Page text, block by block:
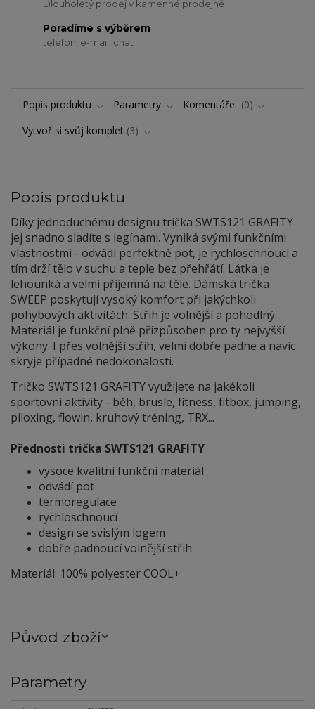
Dlouholetý prodej v kamenné prodejně
Poradíme s výběrem
telefon, e-mail, chat
Popis produktu Parametry Komentáře
0
Vytvoř si svůj komplet 3
Popis produktu
Díky jednoduchému designu trička SWTS121 GRAFITY
jej snadno sladíte s legínami. Vyniká svými funkčními
vlastnostmi - odvádí perfektně pot, je rychloschnoucí a
tím drží tělo v suchu a teple bez přehřátí. Látka je
lehounká a velmi příjemná na těle. Dámská trička
SWEEP poskytují vysoký komfort při jakýchkoli
pohybových aktivitách. Střih je volnější a pohodlný.
Materiál je funkční plně přizpůsoben pro ty nejvyšší
výkony. I přes volnější střih, velmi dobře padne a navíc
skryje případné nedokonalosti.
Tričko SWTS121 GRAFITY využijete na jakékoli
sportovní aktivity - běh, brusle, fitness, fitbox, jumping,
piloxing, flowin, kruhový tréning, TRX...
Přednosti trička SWTS121 GRAFITY
vysoce kvalitní funkční materiál
odvádí pot
termoregulace
rychloschnoucí
design se svislým logem
dobře padnoucí volnější střih
Materiál: 100% polyester COOL+
Původ zboží
Parametry